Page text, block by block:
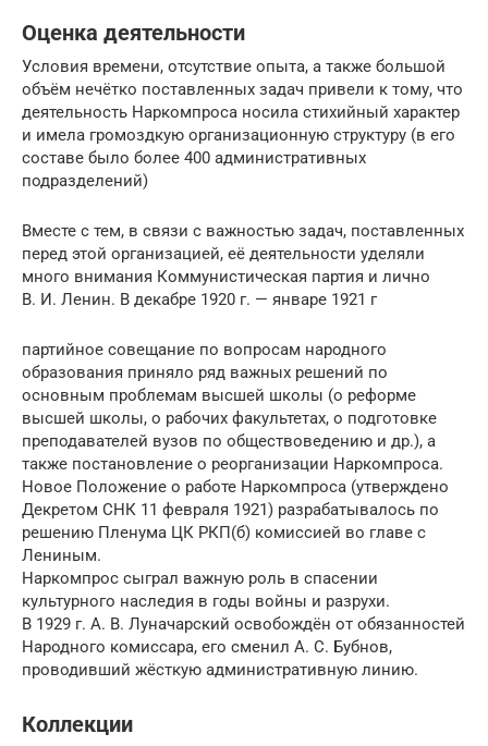
Оценка деятельности
Условия времени, отсутствие опыта, а также большой
объём нечётко поставленных задач привели к тому, что
деятельность Наркомпроса носила стихийный характер
и имела громоздкую организационную структуру (в его
составе было более 400 административных
подразделений)
Вместе с тем, в связи с важностью задач, поставленных
перед этой организацией, её деятельности уделяли
много внимания Коммунистическая партия и лично
В. И. Ленин. В декабре 1920 г. — январе 1921 г
партийное совещание по вопросам народного
образования приняло ряд важных решений по
основным проблемам высшей школы (о реформе
высшей школы, о рабочих факультетах, о подготовке
преподавателей вузов по обществоведению и др.), а
также постановление о реорганизации Наркомпроса.
Новое Положение о работе Наркомпроса (утверждено
Декретом СНК 11 февраля 1921) разрабатывалось по
решению Пленума ЦК РКП(б) комиссией во главе с
Лениным.
Наркомпрос сыграл важную роль в спасении
культурного наследия в годы войны и разрухи.
В 1929 г. А. В. Луначарский освобождён от обязанностей
Народного комиссара, его сменил А. С. Бубнов,
проводивший жёсткую административную линию.
Коллекции